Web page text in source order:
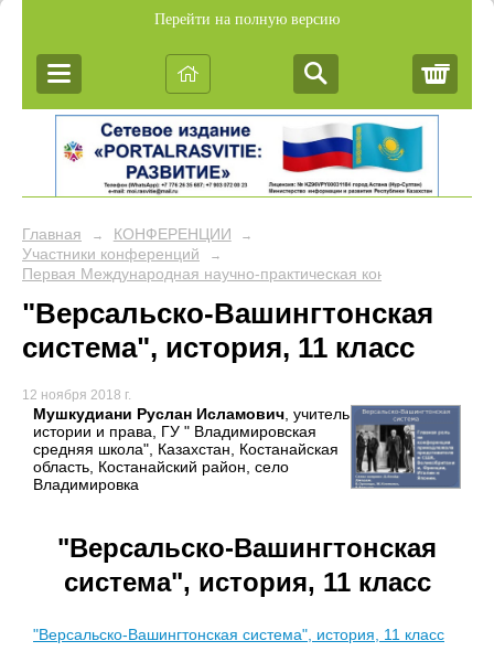
Перейти на полную версию
Главная → КОНФЕРЕНЦИИ →
Участники конференций →
Первая Международная научно-практическая конференция
"Версальско-Вашингтонская
система", история, 11 класс
12 ноября 2018 г.
Мушкудиани Руслан Исламович, учитель
истории и права, ГУ " Владимировская
средняя школа", Казахстан, Костанайская
область, Костанайский район, село
Владимировка
"Версальско-Вашингтонская
система", история, 11 класс
"Версальско-Вашингтонская система", история, 11 класс